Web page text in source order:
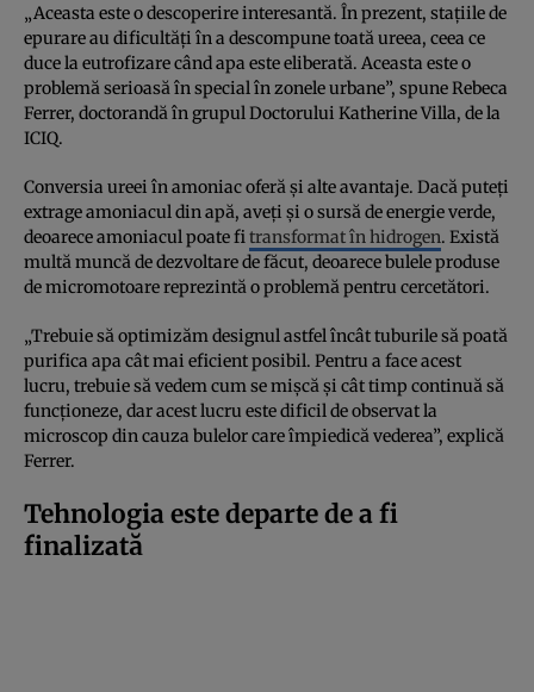
„Aceasta este o descoperire interesantă. În prezent, stațiile de
epurare au dificultăți în a descompune toată ureea, ceea ce
duce la eutrofizare când apa este eliberată. Aceasta este o
problemă serioasă în special în zonele urbane”, spune Rebeca
Ferrer, doctorandă în grupul Doctorului Katherine Villa, de la
ICIQ.
Conversia ureei în amoniac oferă și alte avantaje. Dacă puteți
extrage amoniacul din apă, aveți și o sursă de energie verde,
deoarece amoniacul poate fitransformat în hidrogen. Există
multă muncă de dezvoltare de făcut, deoarece bulele produse
de micromotoare reprezintă o problemă pentru cercetători.
„Trebuie să optimizăm designul astfel încât tuburile să poată
purifica apa cât mai eficient posibil. Pentru a face acest
lucru, trebuie să vedem cum se mișcă și cât timp continuă să
funcționeze, dar acest lucru este dificil de observat la
microscop din cauza bulelor care împiedică vederea”, explică
Ferrer.
Tehnologia este departe de a fi
finalizată